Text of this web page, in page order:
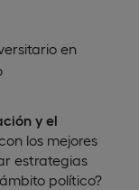
en
y el
los mejores
estrategias
político?